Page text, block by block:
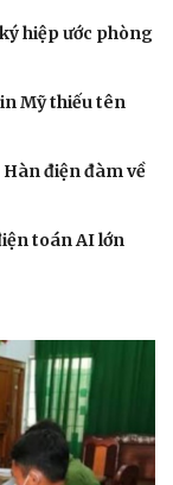
yêu
hiệp ước phòng
Mỹ thiếu tên
điện đàm về
toán AI lớn